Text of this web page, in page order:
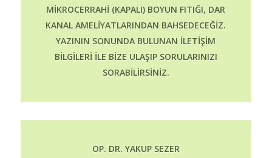
MIKROCERRAHI (KAPALI) BOYUN FITIĞI, DAR
KANAL AMELIYATLARINDAN BAHSEDECEĞIZ.
YAZININ SONUNDA BULUNAN ILETIŞIM
BILGILERI ILE BIZE ULAŞIP SORULARINIZI
SORABILIRSINIZ.
OP. DR. YAKUP SEZER